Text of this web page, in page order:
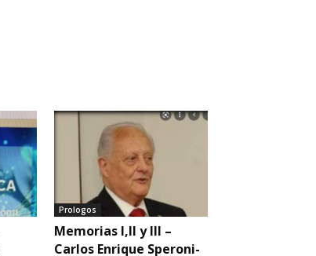
Prologos
Memorias I,II y III –
Carlos Enrique Speroni-